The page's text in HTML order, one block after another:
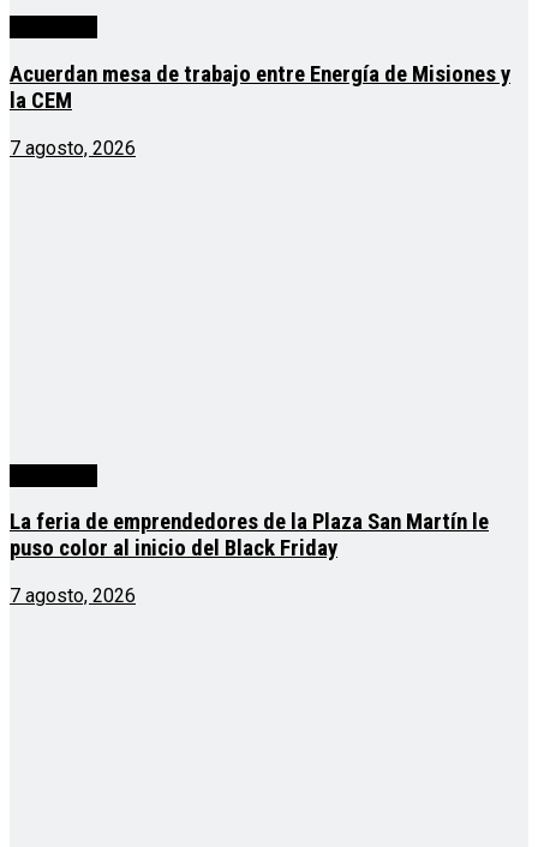
Acuerdan mesa de trabajo entre Energía de Misiones y
la CEM
7 agosto, 2026
La feria de emprendedores de la Plaza San Martín le
puso color al inicio del Black Friday
7 agosto, 2026